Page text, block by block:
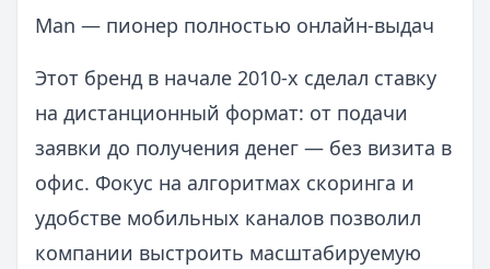
Man — пионер полностью онлайн-выдач
Этот бренд в начале 2010-х сделал ставку
на дистанционный формат: от подачи
заявки до получения денег — без визита в
офис. Фокус на алгоритмах скоринга и
удобстве мобильных каналов позволил
компании выстроить масштабируемую